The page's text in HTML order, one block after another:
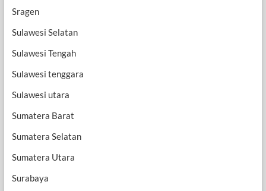
Sragen
Sulawesi Selatan
Sulawesi Tengah
Sulawesi tenggara
Sulawesi utara
Sumatera Barat
Sumatera Selatan
Sumatera Utara
Surabaya